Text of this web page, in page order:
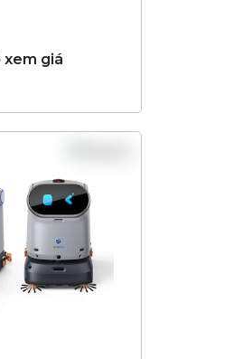
giá